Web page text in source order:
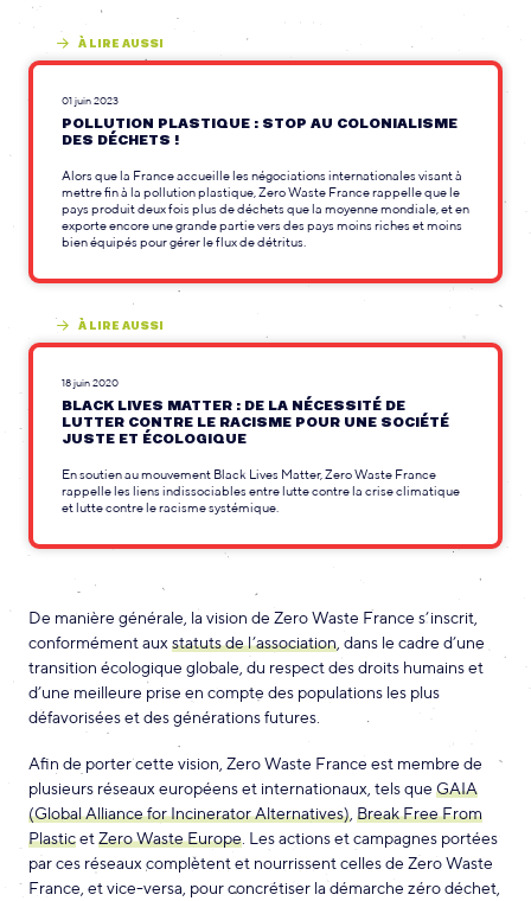
À LIRE AUSSI
01 juin 2023
POLLUTION PLASTIQUE : STOP AU COLONIALISME
DES DÉCHETS !
Alors que la France accueille les négociations internationales visant à
mettre fin à la pollution plastique, Zero Waste France rappelle que le
pays produit deux fois plus de déchets que la moyenne mondiale, et en
exporte encore une grande partie vers des pays moins riches et moins
bien équipés pour gérer le flux de détritus.
À LIRE AUSSI
18 juin 2020
BLACK LIVES MATTER : DE LA NÉCESSITÉ DE
LUTTER CONTRE LE RACISME POUR UNE SOCIÉTÉ
JUSTE ET ÉCOLOGIQUE
En soutien au mouvement Black Lives Matter, Zero Waste France
rappelle les liens indissociables entre lutte contre la crise climatique
et lutte contre le racisme systémique.
De manière générale, la vision de Zero Waste France s’inscrit,
conformément aux statuts de l’association , dans le cadre d’une
transition écologique globale, du respect des droits humains et
d’une meilleure prise en compte des populations les plus
défavorisées et des générations futures.
Afin de porter cette vision, Zero Waste France est membre de
plusieurs réseaux européens et internationaux, tels que GAIA
(Global Alliance for Incinerator Alternatives) Break Free From
Plasticet Zero Waste Europe . Les actions et campagnes portées
par ces réseaux complètent et nourrissent celles de Zero Waste
France, et vice-versa, pour concrétiser la démarche zéro déchet,